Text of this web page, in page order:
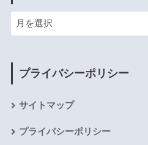
プライバシーポリシー
サイトマップ
プライバシーポリシー